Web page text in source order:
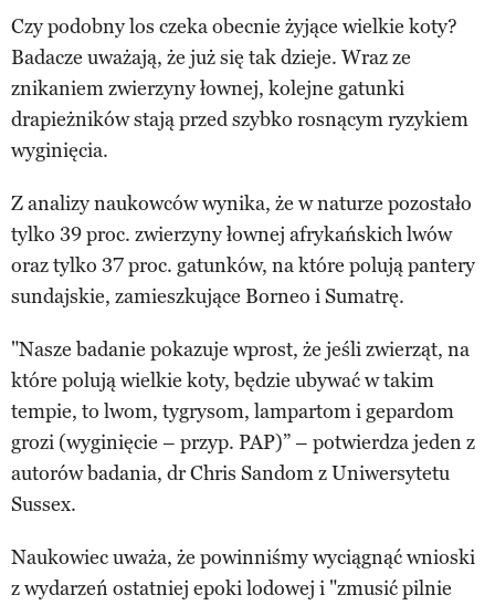
Czy podobny los czeka obecnie żyjące wielkie koty?
Badacze uważają, że już się tak dzieje. Wraz ze
znikaniem zwierzyny łownej, kolejne gatunki
drapieżników stają przed szybko rosnącym ryzykiem
wyginięcia.
Z analizy naukowców wynika, że w naturze pozostało
tylko 39 proc. zwierzyny łownej afrykańskich lwów
oraz tylko 37 proc. gatunków, na które polują pantery
sundajskie, zamieszkujące Borneo i Sumatrę.
"Nasze badanie pokazuje wprost, że jeśli zwierząt, na
które polują wielkie koty, będzie ubywać w takim
tempie, to lwom, tygrysom, lampartom i gepardom
grozi (wyginięcie – przyp. PAP)” – potwierdza jeden z
autorów badania, dr Chris Sandom z Uniwersytetu
Sussex.
Naukowiec uważa, że powinniśmy wyciągnąć wnioski
z wydarzeń ostatniej epoki lodowej i "zmusić pilnie